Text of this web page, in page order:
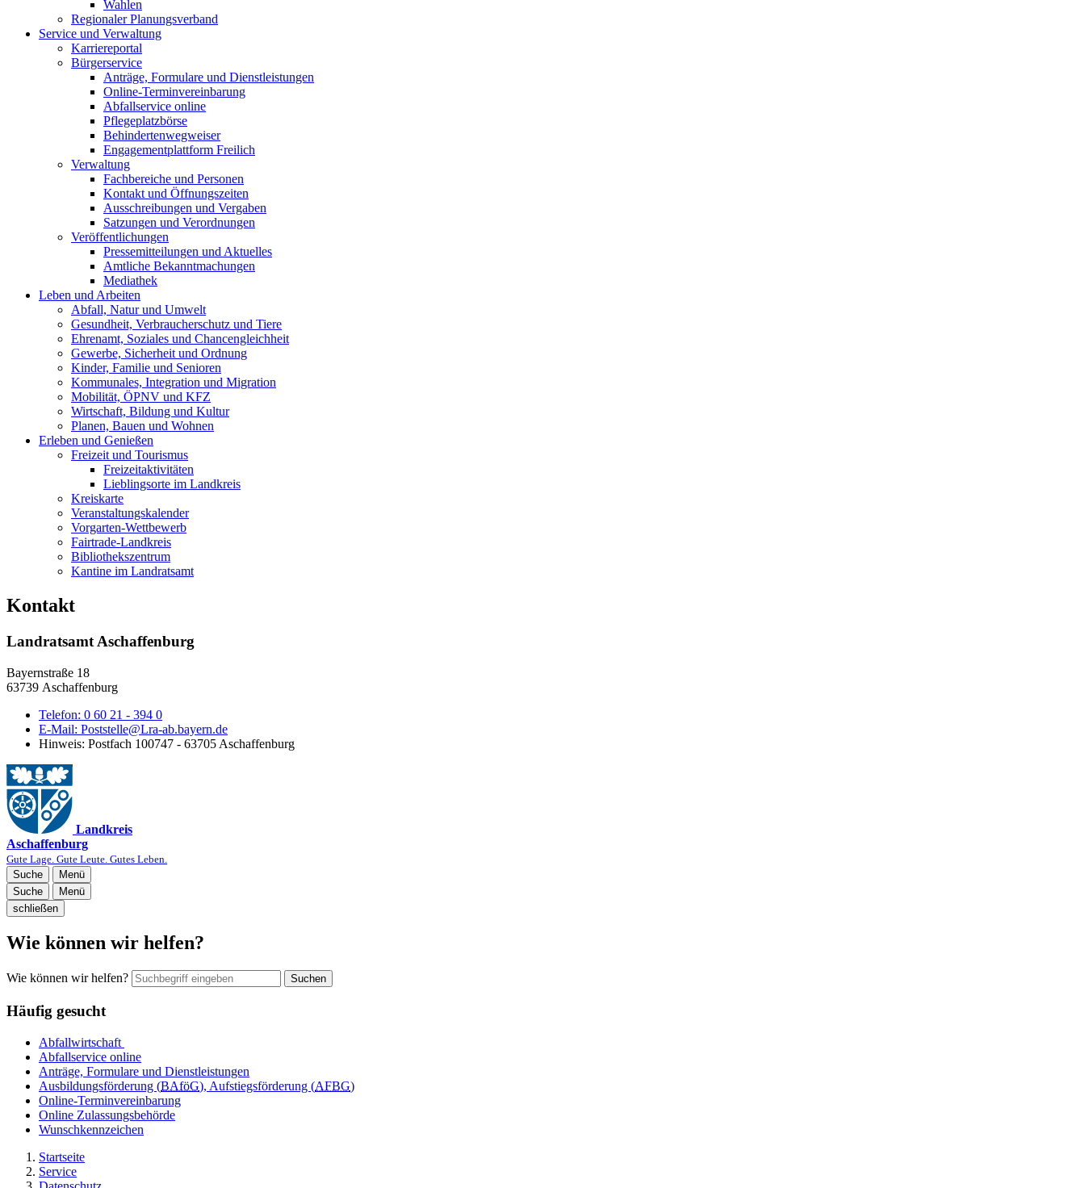
Wahlen
Regionaler Planungsverband
Service und Verwaltung
Karriereportal
Bürgerservice
Anträge, Formulare und Dienstleistungen
Online-Terminvereinbarung
Abfallservice online
Pflegeplatzbörse
Behindertenwegweiser
Engagementplattform Freilich
Verwaltung
Fachbereiche und Personen
Kontakt und Öffnungszeiten
Ausschreibungen und Vergaben
Satzungen und Verordnungen
Veröffentlichungen
Pressemitteilungen und Aktuelles
Amtliche Bekanntmachungen
Mediathek
Leben und Arbeiten
Abfall, Natur und Umwelt
Gesundheit, Verbraucherschutz und Tiere
Ehrenamt, Soziales und Chancengleichheit
Gewerbe, Sicherheit und Ordnung
Kinder, Familie und Senioren
Kommunales, Integration und Migration
Mobilität, ÖPNV und KFZ
Wirtschaft, Bildung und Kultur
Planen, Bauen und Wohnen
Erleben und Genießen
Freizeit und Tourismus
Freizeitaktivitäten
Lieblingsorte im Landkreis
Kreiskarte
Veranstaltungskalender
Vorgarten-Wettbewerb
Fairtrade-Landkreis
Bibliothekszentrum
Kantine im Landratsamt
Kontakt
Landratsamt Aschaffenburg
Bayernstraße 18
63739 Aschaffenburg
Telefon: 0 60 21 - 394 0
E-Mail: Poststelle@Lra-ab.bayern.de
Hinweis: Postfach 100747 - 63705 Aschaffenburg
Landkreis
Aschaffenburg
Gute Lage. Gute Leute. Gutes Leben.
Suche
Menü
Suche
Menü
schließen
Wie können wir helfen?
Wie können wir helfen? Suchen
Häufig gesucht
Abfallwirtschaft
Abfallservice online
Anträge, Formulare und Dienstleistungen
Ausbildungsförderung (BAföG), Aufstiegsförderung (AFBG)
Online-Terminvereinbarung
Online Zulassungsbehörde
Wunschkennzeichen
Startseite
Service